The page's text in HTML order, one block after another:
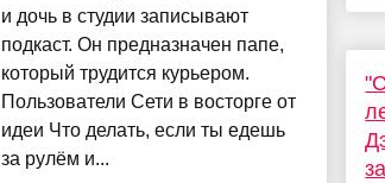
и дочь в студии записывают
подкаст. Он предназначен папе,
который трудится курьером.
Пользователи Сети в восторге от
идеи Что делать, если ты едешь
за рулём и...